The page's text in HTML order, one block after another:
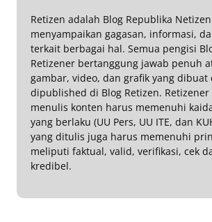
Retizen adalah Blog Republika
menyampaikan gagasan, informasi,
terkait berbagai hal. Semua pengisi
Retizener bertanggung jawab penuh
gambar, video, dan grafik yang dibuat
dipublished di Blog Retizen. Retizener
menulis konten harus memenuhi
yang berlaku (UU Pers, UU ITE, dan
yang ditulis juga harus memenuhi
meliputi faktual, valid, verifikasi, cek
kredibel.